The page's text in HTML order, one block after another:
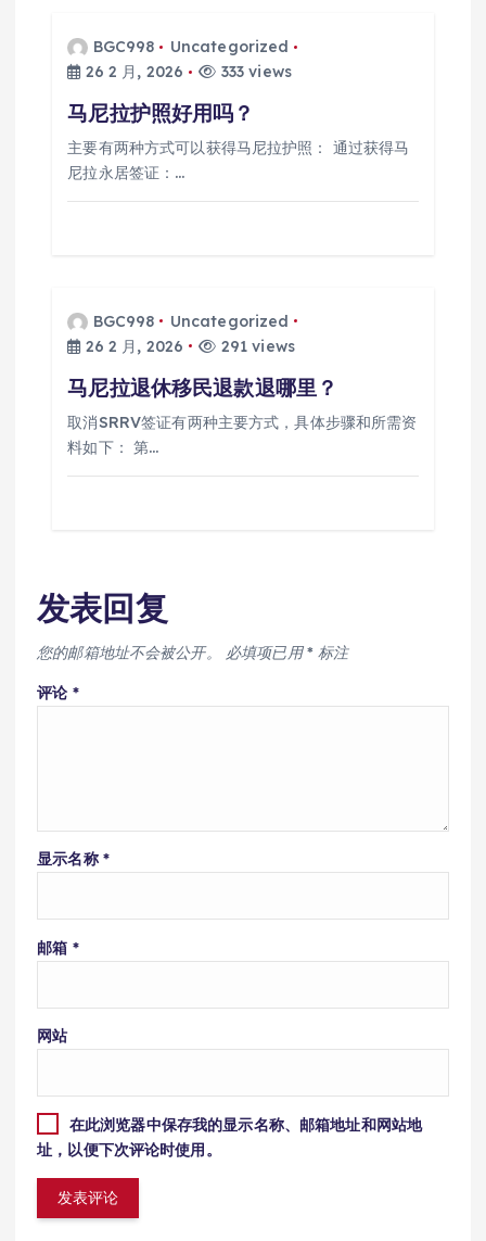
BGC998
Uncategorized
26 2 月, 2026
333 views
马尼拉护照好用吗？
主要有两种方式可以获得马尼拉护照： 通过获得马
尼拉永居签证：…
BGC998
Uncategorized
26 2 月, 2026
291 views
马尼拉退休移民退款退哪里？
取消SRRV签证有两种主要方式，具体步骤和所需资
料如下： 第…
发表回复
您的邮箱地址不会被公开。 必填项已用* 标注
评论 *
显示名称 *
邮箱 *
网站
在此浏览器中保存我的显示名称、邮箱地址和网站地
址，以便下次评论时使用。